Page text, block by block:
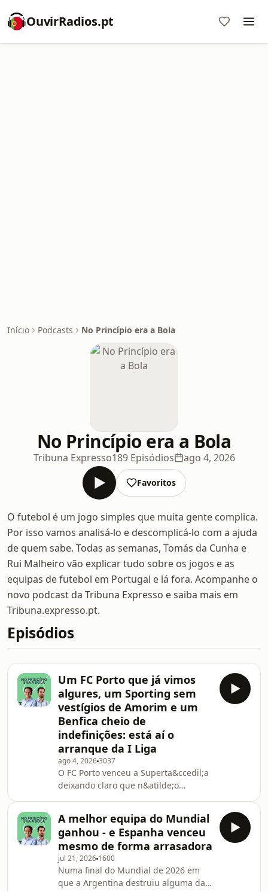
OuvirRadios.pt
Início Podcasts No Princípio era a Bola
No Princípio era a Bola
Tribuna Expresso189 Episódios ago 4, 2026
Favoritos
O futebol é um jogo simples que muita gente complica.
Por isso vamos analisá-lo e descomplicá-lo com a ajuda
de quem sabe. Todas as semanas, Tomás da Cunha e
Rui Malheiro vão explicar tudo sobre os jogos e as
equipas de futebol em Portugal e lá fora. Acompanhe o
novo podcast da Tribuna Expresso e saiba mais em
Tribuna.expresso.pt.
Episódios
Um FC Porto que já vimos
algures, um Sporting sem
vestígios de Amorim e um
Benfica cheio de
indefinições: está aí o
arranque da I Liga
ago 4, 20263037
O FC Porto venceu a Superta&ccedil;a
deixando claro que n&atilde;o
diferente. Quem pode sofrer &eacute;
Rodrigo Mora, o talentoso
drag&atilde;o que tem cada vez
menos espa&ccedil;o para crescer.
Enquanto os azuis brancos t&ecirc;m
uma identidade vincada, o Benfica
A melhor equipa do Mundial
ganhou - e Espanha venceu
mesmo de forma arrasadora
jul 21, 2026 1600
Numa final do Mundial de 2026 em
que a Argentina destruiu alguma da